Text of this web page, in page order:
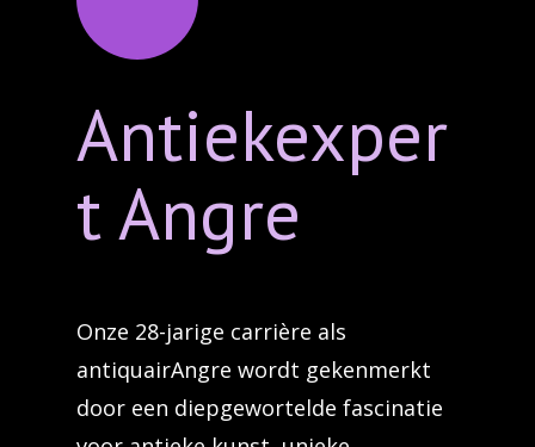
Antiekexper
t Angre
Onze 28-jarige carrière als
antiquairAngre wordt gekenmerkt
door een diepgewortelde fascinatie